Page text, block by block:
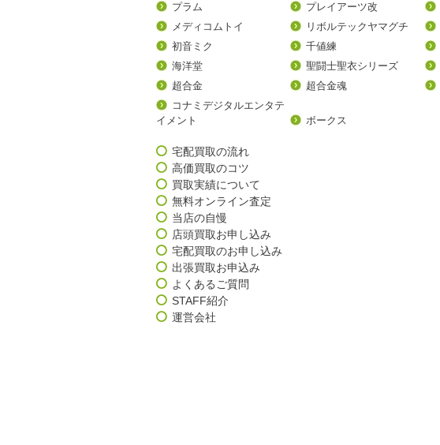
プラム
プレイアーツ改
メディコムトイ
リボルテックヤマグチ
初音ミク
千値練
海洋堂
聖闘士聖衣シリーズ
超合金
超合金魂
コナミデジタルエンタテ
イメント
ボークス
宅配買取の流れ
高価買取のコツ
買取実績について
無料オンライン査定
当店の自慢
店頭買取お申し込み
宅配買取のお申し込み
出張買取お申込み
よくあるご質問
STAFF紹介
運営会社